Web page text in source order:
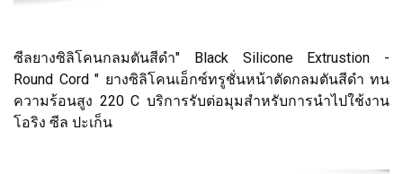
ซีลยางซิลิโคนกลมตันสีดำ" Black Silicone Extrustion -
Round Cord " ยางซิลิโคนเอ็กซ์ทรูชั่นหน้าตัดกลมตันสีดำ ทน
ความร้อนสูง 220 C บริการรับต่อมุมสำหรับการนำไปใช้งาน
โอริง ซีล ปะเก็น